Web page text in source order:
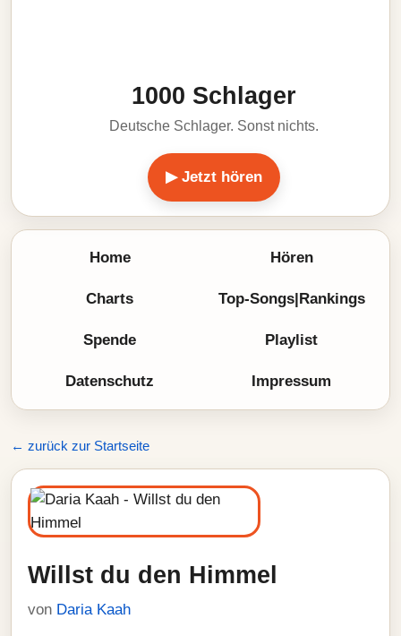
1000 Schlager
Deutsche Schlager. Sonst nichts.
▶ Jetzt hören
Home Hören
Charts Top-Songs|Rankings
Spende Playlist
Datenschutz Impressum
← zurück zur Startseite
Willst du den Himmel
von Daria Kaah